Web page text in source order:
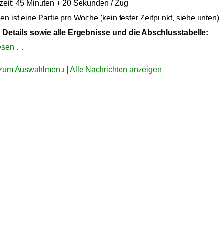
45 Minuten + 20 Sekunden / Zug
ist eine Partie pro Woche (kein fester Zeitpunkt, siehe unten)
Details sowie alle Ergebnisse und die Abschlusstabelle:
…
-
Auswahlmenu |Alle Nachrichten anzeigen